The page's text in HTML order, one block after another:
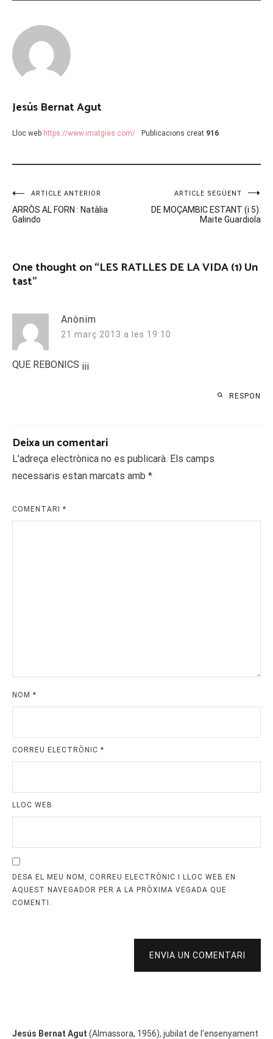
Jesús Bernat Agut
Lloc web https://www.imatgies.com/ Publicacions creat 916
Navegació
d'entrades
ARTICLE ANTERIOR
ARRÒS AL FORN : Natàlia
Galindo
ARTICLE SEGÜENT
DE MOÇAMBIC ESTANT (i 5).
Maite Guardiola
One thought on “LES RATLLES DE LA VIDA (1) Un
tast”
Anònim
21 març 2013 a les 19:10
QUE REBONICS ¡¡¡
RESPON
Deixa un comentari
L'adreça electrònica no es publicarà. Els camps
necessaris estan marcats amb *
COMENTARI *
NOM *
CORREU ELECTRÒNIC *
LLOC WEB
DESA EL MEU NOM, CORREU ELECTRÒNIC I LLOC WEB EN
AQUEST NAVEGADOR PER A LA PRÒXIMA VEGADA QUE
COMENTI.
ENVIA UN COMENTARI
Jesús Bernat Agut (Almassora, 1956), jubilat de l’ensenyament